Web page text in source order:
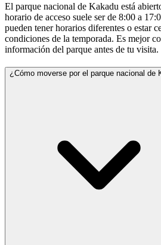
El parque nacional de Kakadu está
horario de acceso suele ser de 8:00 a
pueden tener horarios diferentes o estar
condiciones de la temporada. Es mejor
información del parque antes de tu visita.
¿Cómo moverse por el parque nacional de